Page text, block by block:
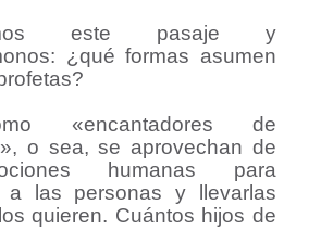
este pasaje y
¿qué formas asumen
«encantadores de
o sea, se aprovechan de
humanas para
a las personas y llevarlas
quieren. Cuántos hijos de